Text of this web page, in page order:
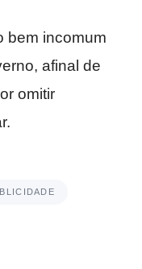
bem incomum
afinal de
omitir